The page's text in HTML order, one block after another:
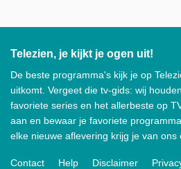
Telezien, je kijkt je ogen uit!
De beste programma's kijk je op
uitkomt. Vergeet die tv-gids: wij
favoriete series en het allerbeste op
aan en bewaar je favoriete
elke nieuwe aflevering krijg je van
Contact Help Disclaimer